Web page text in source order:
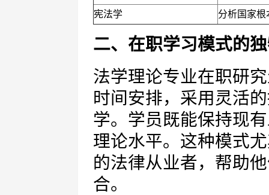
宪法学
分析国家根
二、在职学习模式的
法学理论专业在职研
时间安排，采用灵活
学。学员既能保持现
理论水平。这种模式
的法律从业者，帮助
合。